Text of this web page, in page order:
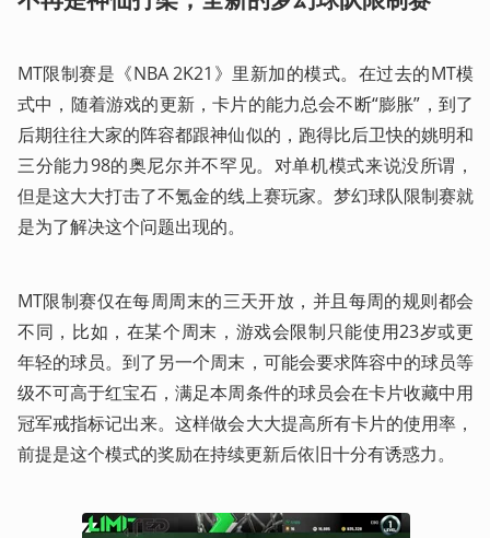
MT限制赛是《NBA 2K21》里新加的模式。在过去的MT模
式中，随着游戏的更新，卡片的能力总会不断“膨胀”，到了
后期往往大家的阵容都跟神仙似的，跑得比后卫快的姚明和
三分能力98的奥尼尔并不罕见。对单机模式来说没所谓，
但是这大大打击了不氪金的线上赛玩家。梦幻球队限制赛就
是为了解决这个问题出现的。
MT限制赛仅在每周周末的三天开放，并且每周的规则都会
不同，比如，在某个周末，游戏会限制只能使用23岁或更
年轻的球员。到了另一个周末，可能会要求阵容中的球员等
级不可高于红宝石，满足本周条件的球员会在卡片收藏中用
冠军戒指标记出来。这样做会大大提高所有卡片的使用率，
前提是这个模式的奖励在持续更新后依旧十分有诱惑力。